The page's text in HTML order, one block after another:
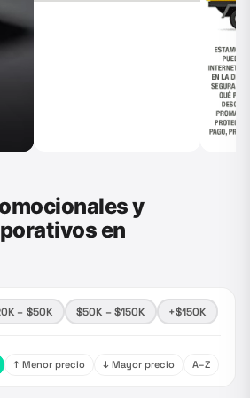
y
en
– $50K $50K – $150K +$150K
↑ Menor precio ↓ Mayor precio A–Z